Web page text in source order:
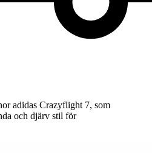
adidas Crazyflight 7, som
och djärv stil för